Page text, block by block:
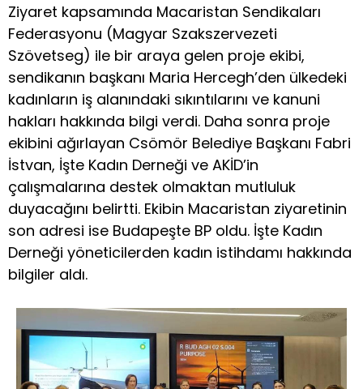
Ziyaret kapsamında Macaristan Sendikaları
Federasyonu (Magyar Szakszervezeti
Szövetseg) ile bir araya gelen proje ekibi,
sendikanın başkanı Maria Hercegh’den ülkedeki
kadınların iş alanındaki sıkıntılarını ve kanuni
hakları hakkında bilgi verdi. Daha sonra proje
ekibini ağırlayan Csömör Belediye Başkanı Fabri
İstvan, İşte Kadın Derneği ve AKİD’in
çalışmalarına destek olmaktan mutluluk
duyacağını belirtti. Ekibin Macaristan ziyaretinin
son adresi ise Budapeşte BP oldu. İşte Kadın
Derneği yöneticilerden kadın istihdamı hakkında
bilgiler aldı.